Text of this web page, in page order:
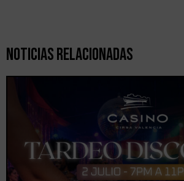
Noticias Relacionadas